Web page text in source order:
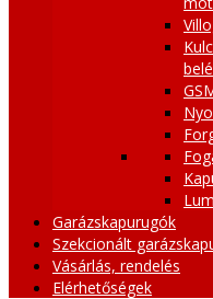
Garázskapurugók
Szekcionált
Vásárlás, rendelés
Elérhetőségek